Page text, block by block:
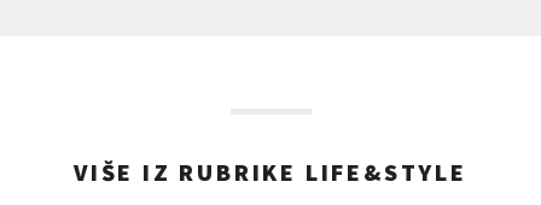
VIŠE IZ RUBRIKE LIFE&STYLE